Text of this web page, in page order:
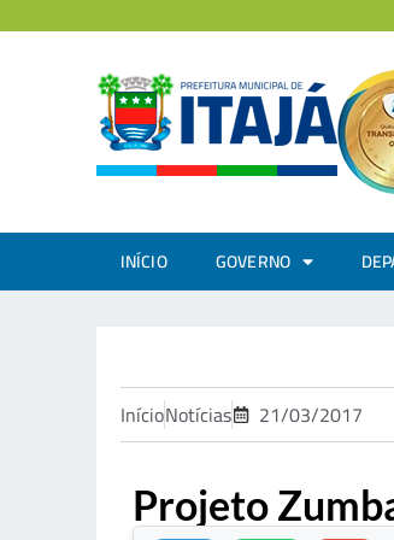
INÍCIO GOVERNO
InícioNotícias 21/03/2017
Projeto